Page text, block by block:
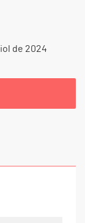
de 2024